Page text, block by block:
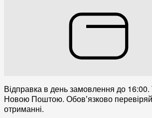
Відправка в день замовлення до 16:00.
Новою Поштою. Обовʼязково
отриманні.